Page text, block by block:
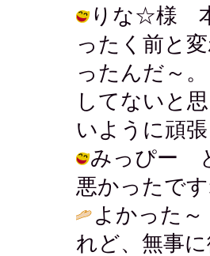
りな☆様 本
ったく前と
ったんだ～
してないと
いように頑
みっぴー
悪かったで
よかった
れど、無事